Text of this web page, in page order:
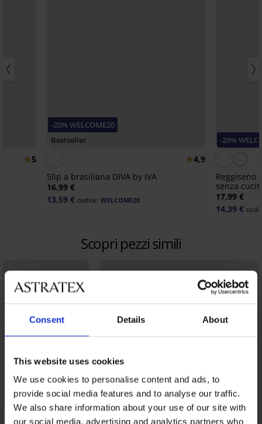
Consent Details About
This website uses cookies
We use cookies to personalise content and ads, to
provide social media features and to analyse our traffic.
We also share information about your use of our site with
our social media, advertising and analytics partners who
5
-20% WELCOME20
Bestseller
4,9
Slip a brasiliana DIVA by IVA
16,99 €
13,59 € codice: WELCOME20
-20%
Reggiseno
senza
17,99 €
14,39 €
Scopri pezzi simili